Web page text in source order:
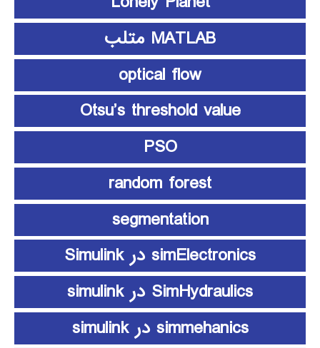
MATLAB متلب
optical flow
Otsu’s threshold value
PSO
random forest
segmentation
simElectronics در Simulink
SimHydraulics در simulink
simmehanics در simulink